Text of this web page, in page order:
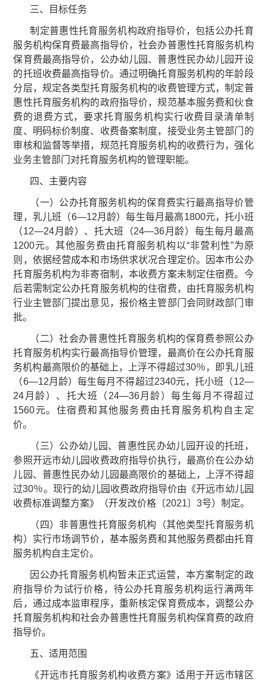
三、目标任务
制定普惠性托育服务机构政府指导价，包括公办托育
服务机构保育费最高指导价，社会办普惠性托育服务机构
保育费最高指导价，公办幼儿园、普惠性民办幼儿园开设
的托班收费最高指导价。通过明确托育服务机构的年龄段
分层，规定各类型托育服务机构的收费管理方式，制定普
惠性托育服务机构的政府指导价，规范基本服务费和伙食
费的退费方式，要求托育服务机构实行收费目录清单制
度、明码标价制度、收费备案制度，接受业务主管部门的
审核和监督等举措，规范托育服务机构的收费行为，强化
业务主管部门对托育服务机构的管理职能。
四、主要内容
（一）公办托育服务机构的保育费实行最高指导价管
理，乳儿班（6—12月龄）每生每月最高1800元，托小班
（12—24月龄）、托大班（24—36月龄）每生每月最高
1200元。其他服务费由托育服务机构以“非营利性”为原
则，依据经营成本和市场供求状况合理定价。因本市公办
托育服务机构为非寄宿制，本收费方案未制定住宿费。今
后若需制定公办托育服务机构的住宿费，由托育服务机构
行业主管部门提出意见，报价格主管部门会同财政部门审
批。
（二）社会办普惠性托育服务机构的保育费参照公办
托育服务机构实行最高指导价管理，最高价在公办托育服
务机构最高限价的基础上，上浮不得超过30％，即乳儿班
（6—12月龄）每生每月不得超过2340元，托小班（12—
24月龄）、托大班（24—36月龄）每生每月不得超过
1560元。住宿费和其他服务费由托育服务机构自主定
价。
（三）公办幼儿园、普惠性民办幼儿园开设的托班，
参照开远市幼儿园收费政府指导价执行，最高价在公办幼
儿园、普惠性民办幼儿园最高限价的基础上，上浮不得超
过30％。现行的幼儿园收费政府指导价由《开远市幼儿园
收费标准调整方案》（开发改价格〔2021〕3号）制定。
（四）非普惠性托育服务机构（其他类型托育服务机
构）实行市场调节价，基本服务费和其他服务费都由托育
服务机构自主定价。
因公办托育服务机构暂未正式运营，本方案制定的政
府指导价为试行价格，待公办托育服务机构运行满两年
后，通过成本监审程序，重新核定保育费成本，调整公办
托育服务机构和社会办普惠性托育服务机构保育费的政府
指导价。
五、适用范围
《开远市托育服务机构收费方案》适用于开远市辖区